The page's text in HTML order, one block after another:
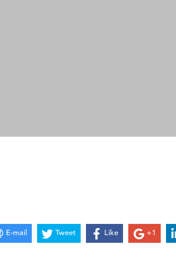
E-mail Tweet Like +1